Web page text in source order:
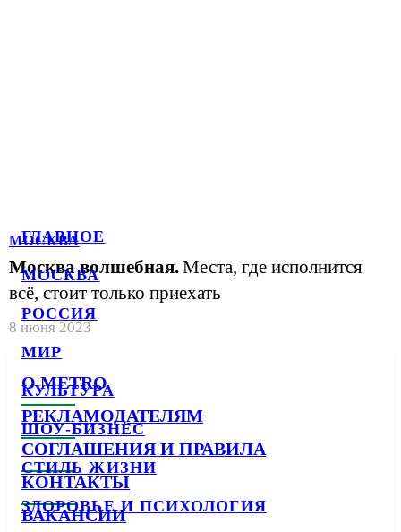
ГЛАВНОЕ
МОСКВА
РОССИЯ
МИР
КУЛЬТУРА
ШОУ-БИЗНЕС
СТИЛЬ ЖИЗНИ
ЗДОРОВЬЕ И ПСИХОЛОГИЯ
МОСКВА
Москва волшебная.Места, где исполнится
всё, стоит только приехать
8 июня 2023
О METRO
РЕКЛАМОДАТЕЛЯМ
СОГЛАШЕНИЯ И ПРАВИЛА
КОНТАКТЫ
ВАКАНСИИ